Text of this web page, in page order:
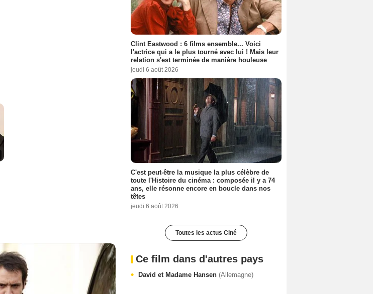
Clint Eastwood : 6 films ensemble... Voici
l'actrice qui a le plus tourné avec lui ! Mais leur
relation s'est terminée de manière houleuse
jeudi 6 août 2026
C'est peut-être la musique la plus célèbre de
toute l'Histoire du cinéma : composée il y a 74
ans, elle résonne encore en boucle dans nos
têtes
jeudi 6 août 2026
Toutes les actus Ciné
Ce film dans d'autres pays
David et Madame Hansen (Allemagne)